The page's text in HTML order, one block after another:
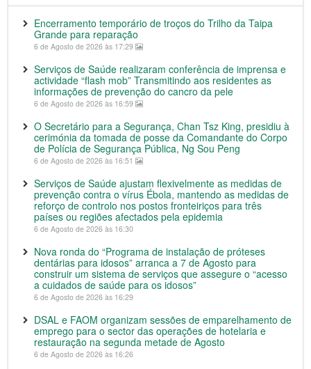
Encerramento temporário de troços do Trilho da Taipa
Grande para reparação
6 de Agosto de 2026 às 17:29
Serviços de Saúde realizaram conferência de imprensa e
actividade “flash mob” Transmitindo aos residentes as
informações de prevenção do cancro da pele
6 de Agosto de 2026 às 16:59
O Secretário para a Segurança, Chan Tsz King, presidiu à
cerimónia da tomada de posse da Comandante do Corpo
de Polícia de Segurança Pública, Ng Sou Peng
6 de Agosto de 2026 às 16:51
Serviços de Saúde ajustam flexivelmente as medidas de
prevenção contra o vírus Ébola, mantendo as medidas de
reforço de controlo nos postos fronteiriços para três
países ou regiões afectados pela epidemia
6 de Agosto de 2026 às 16:30
Nova ronda do “Programa de instalação de próteses
dentárias para idosos” arranca a 7 de Agosto para
construir um sistema de serviços que assegure o “acesso
a cuidados de saúde para os idosos”
6 de Agosto de 2026 às 16:29
DSAL e FAOM organizam sessões de emparelhamento de
emprego para o sector das operações de hotelaria e
restauração na segunda metade de Agosto
6 de Agosto de 2026 às 16:26